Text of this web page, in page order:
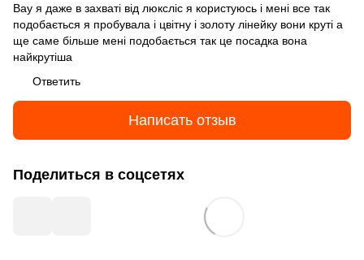
Вау я даже в захваті від люксліс я користуюсь і мені все так
подобається я пробувала і цвітну і золоту лінейку вони круті а
ще саме більше мені подобається так це посадка вона
найкрутіша
Ответить
Написать отзыв
Поделиться в соцсетях